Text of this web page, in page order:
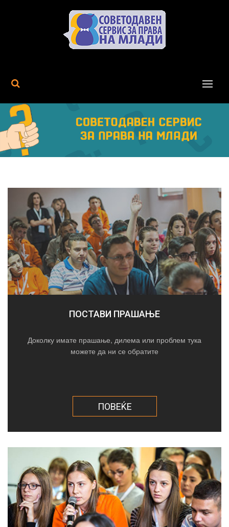
MENU
Previous
Next
ПОСТАВИ ПРАШАЊЕ
Доколку имате прашање, дилема или проблем тука
можете да ни се обратите
ПОВЕЌЕ